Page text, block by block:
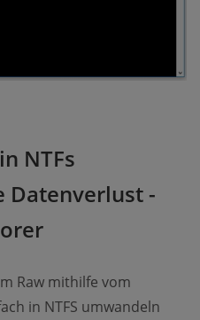
NTFs
Datenverlust -
Raw mithilfe vom
in NTFS umwandeln